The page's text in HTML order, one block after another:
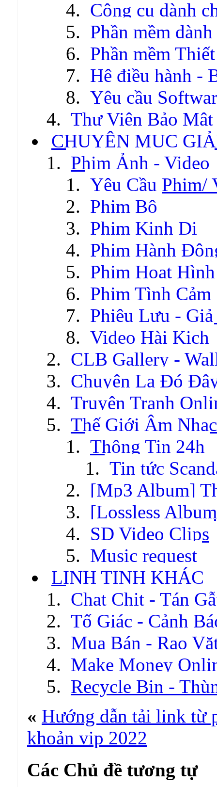
Công cụ dành
Phần mềm
Phần mềm
Hệ điều hành -
Yêu cầu
Thư Viện Bảo Mật
CHUYÊN MỤC
Phim Ảnh - Video
Yêu Cầu Phim/
Phim Bộ
Phim Kinh Dị
Phim Hành
Phim Hoạt Hình
Phim Tình Cảm
Phiêu Lưu -
Video Hài Kịch
CLB Gallery -
Chuyện Lạ Đó
Truyện Tranh
Thế Giới Âm Nhạc
Thông Tin 24h
Tin tức
[Mp3 Album]
[Lossless
SD Video Clips
Music request
LINH TINH KHÁC
Chat Chit - Tán
Tố Giác - Cảnh
Mua Bán - Rao
Make Money
Recycle Bin -
« Hướng dẫn tải link từ
khoản vip 2022
Các Chủ đề tương tự